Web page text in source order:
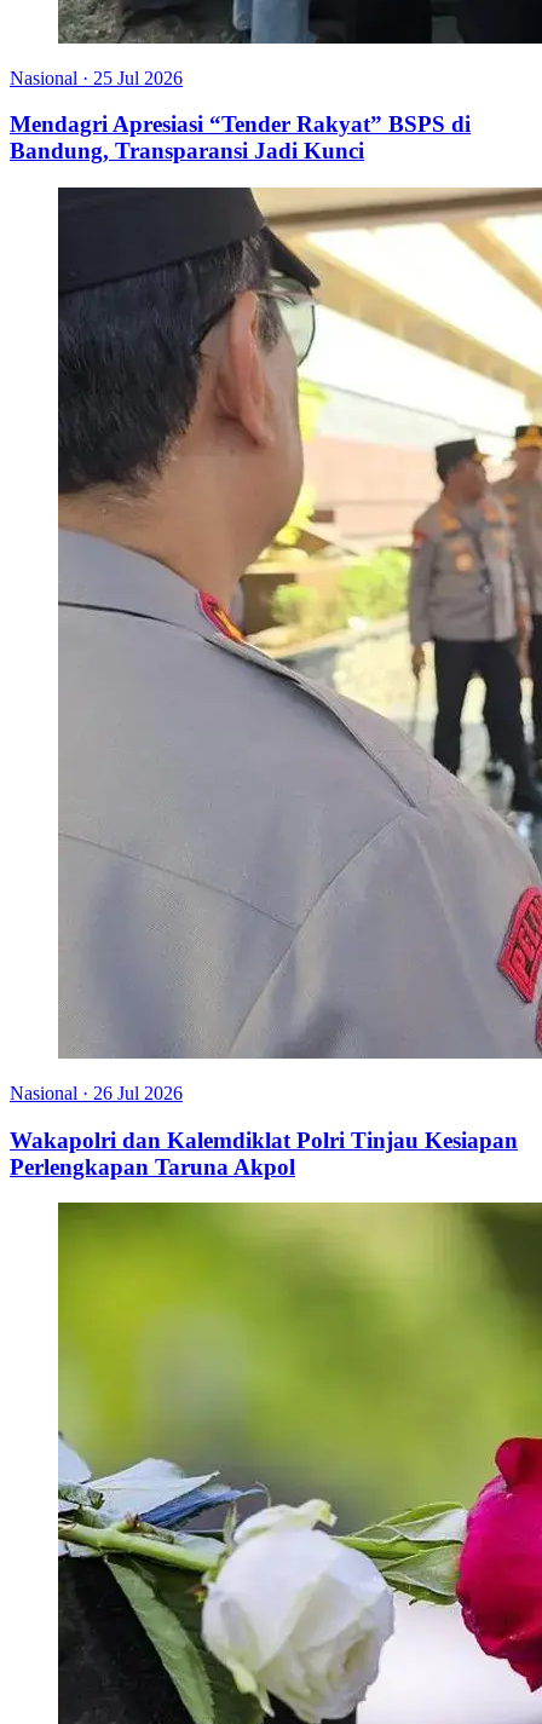
Nasional · 25 Jul 2026
Mendagri Apresiasi “Tender Rakyat” BSPS di
Bandung, Transparansi Jadi Kunci
Nasional · 26 Jul 2026
Wakapolri dan Kalemdiklat Polri Tinjau Kesiapan
Perlengkapan Taruna Akpol